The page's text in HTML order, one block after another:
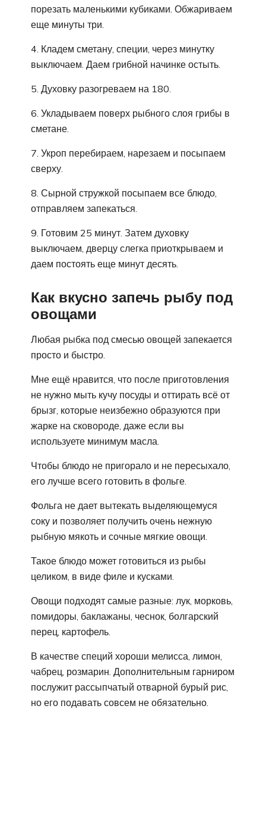
порезать маленькими кубиками. Обжариваем
еще минуты три.
4. Кладем сметану, специи, через минутку
выключаем. Даем грибной начинке остыть.
5. Духовку разогреваем на 180.
6. Укладываем поверх рыбного слоя грибы в
сметане.
7. Укроп перебираем, нарезаем и посыпаем
сверху.
8. Сырной стружкой посыпаем все блюдо,
отправляем запекаться.
9. Готовим 25 минут. Затем духовку
выключаем, дверцу слегка приоткрываем и
даем постоять еще минут десять.
Как вкусно запечь рыбу под
овощами
Любая рыбка под смесью овощей запекается
просто и быстро.
Мне ещё нравится, что после приготовления
не нужно мыть кучу посуды и оттирать всё от
брызг, которые неизбежно образуются при
жарке на сковороде, даже если вы
используете минимум масла.
Чтобы блюдо не пригорало и не пересыхало,
его лучше всего готовить в фольге.
Фольга не дает вытекать выделяющемуся
соку и позволяет получить очень нежную
рыбную мякоть и сочные мягкие овощи.
Такое блюдо может готовиться из рыбы
целиком, в виде филе и кусками.
Овощи подходят самые разные: лук, морковь,
помидоры, баклажаны, чеснок, болгарский
перец, картофель.
В качестве специй хороши мелисса, лимон,
чабрец, розмарин. Дополнительным гарниром
послужит рассыпчатый отварной бурый рис,
но его подавать совсем не обязательно.